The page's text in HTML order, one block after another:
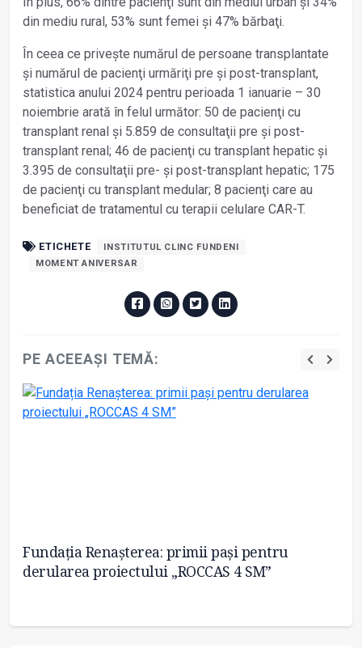
din mediu rural, 53% sunt femei și 47% bărbaţi.
În ceea ce privește numărul de persoane transplantate
și numărul de pacienţi urmăriţi pre și post-transplant,
statistica anului 2024 pentru perioada 1 ianuarie – 30
noiembrie arată în felul următor: 50 de pacienţi cu
transplant renal și 5.859 de consultaţii pre și post-
transplant renal; 46 de pacienţi cu transplant hepatic și
3.395 de consultaţii pre- și post-transplant hepatic; 175
de pacienţi cu transplant medular; 8 pacienţi care au
beneficiat de tratamentul cu terapii celulare CAR-T.
ETICHETE
INSTITUTUL CLINC FUNDENI
MOMENT ANIVERSAR
PE ACEEAȘI TEMĂ:
Fundația Renașterea: primii pași pentru
derularea proiectului „ROCCAS 4 SM”